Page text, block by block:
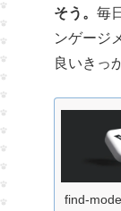
そう。 毎
ンゲージ
良いきっ
find-